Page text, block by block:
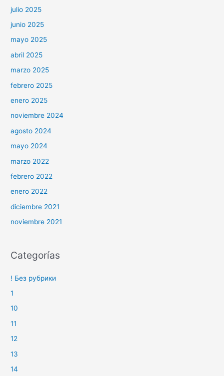
julio 2025
junio 2025
mayo 2025
abril 2025
marzo 2025
febrero 2025
enero 2025
noviembre 2024
agosto 2024
mayo 2024
marzo 2022
febrero 2022
enero 2022
diciembre 2021
noviembre 2021
Categorías
! Без рубрики
1
10
11
12
13
14